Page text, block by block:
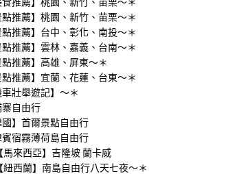
點推薦】桃園、新竹、苗栗～＊
點推薦】台中、彰化、南投～＊
點推薦】雲林、嘉義、台南～＊
點推薦】高雄、屏東～＊
點推薦】宜蘭、花蓮、台東～＊
車壯舉遊記】～＊
寨自由行
國】首爾景點自由行
宿霧薄荷島自由行
【馬來西亞】吉隆坡 蘭卡威
【紐西蘭】南島自由行八天七夜～＊